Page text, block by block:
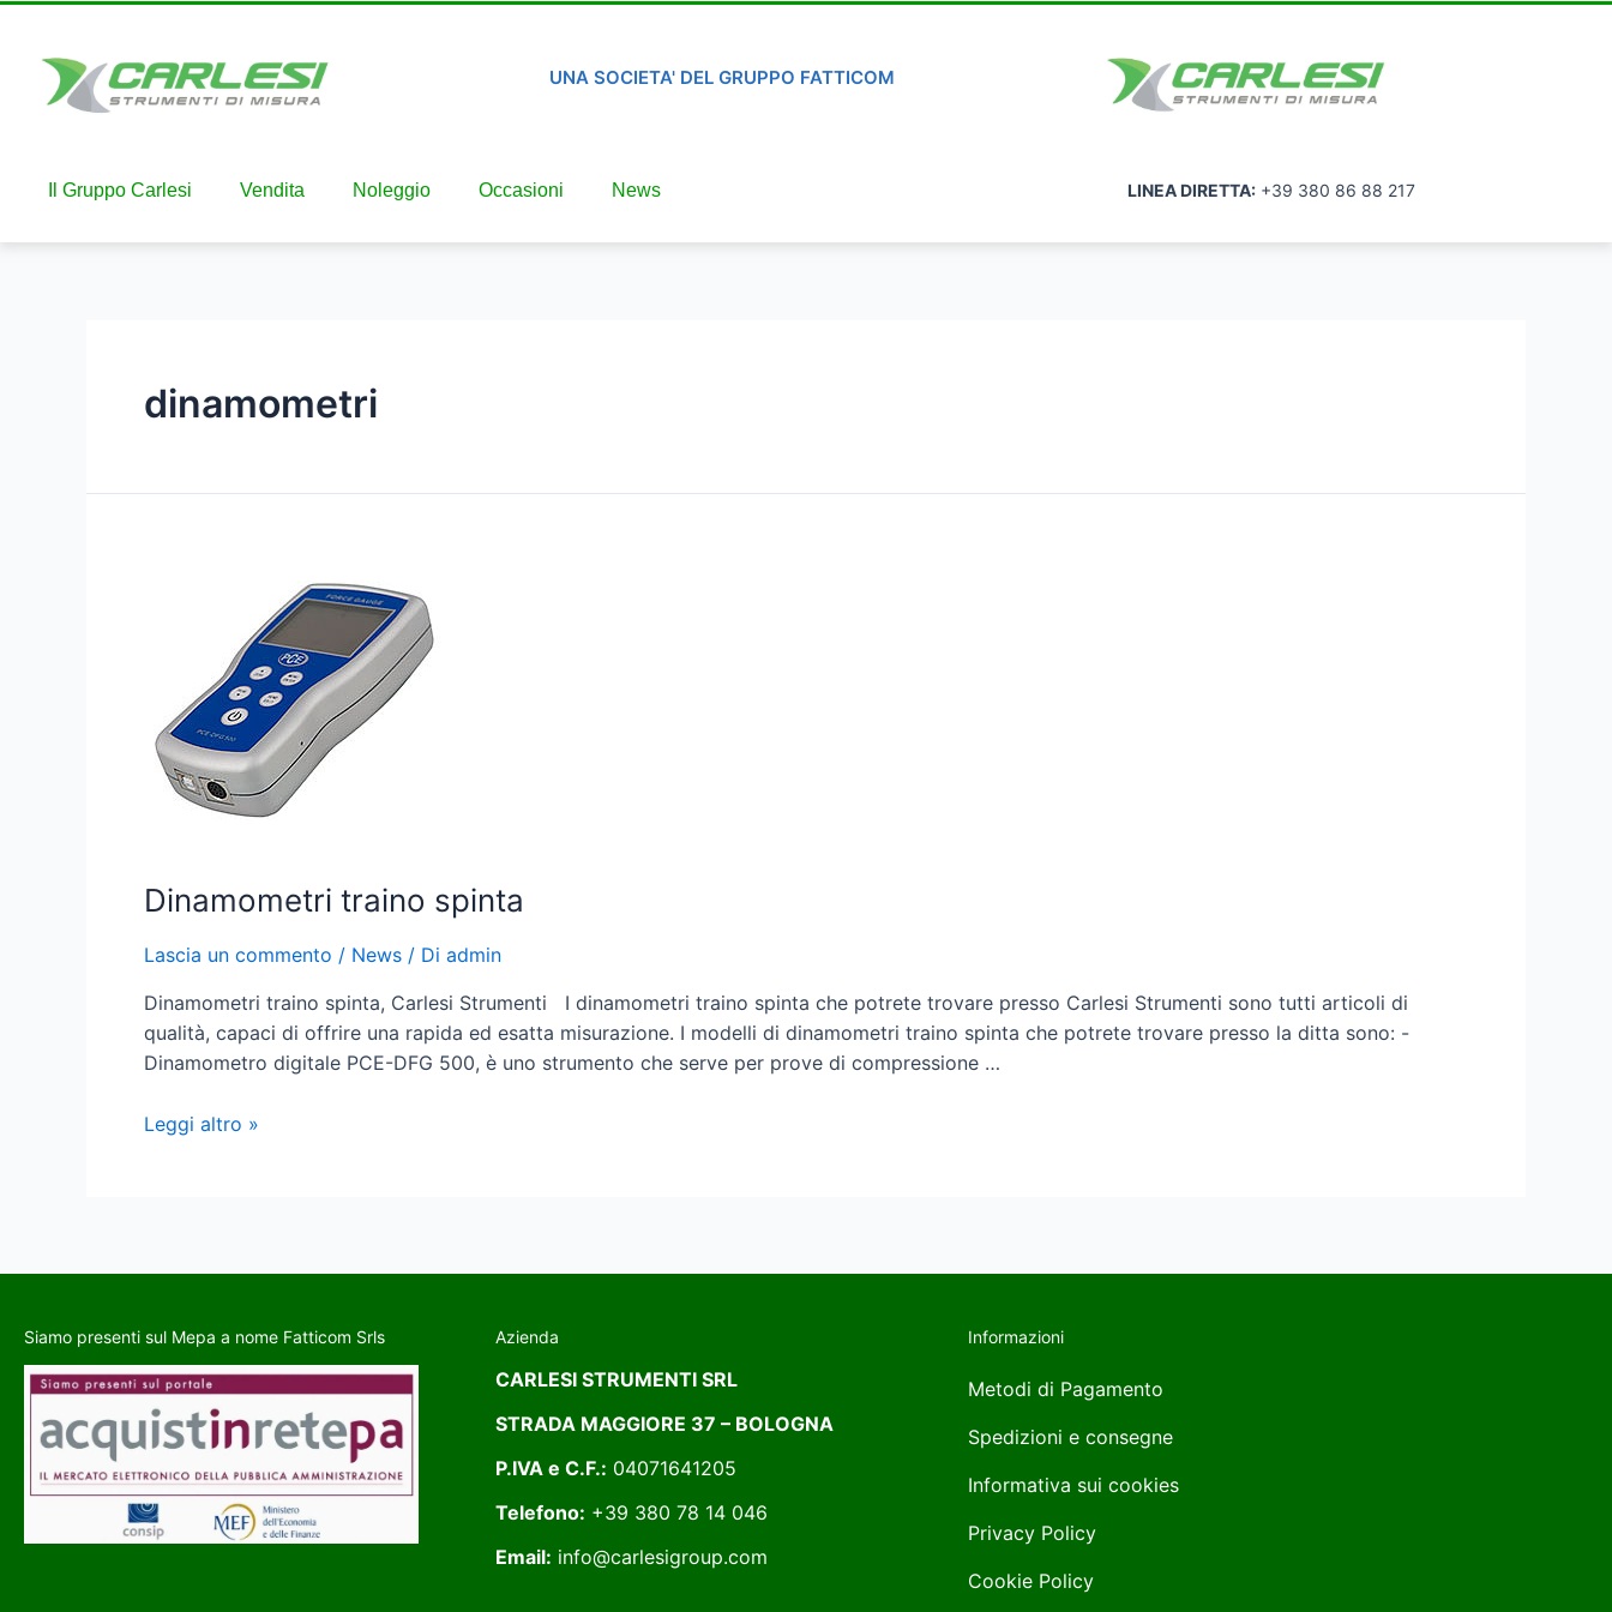
UNA SOCIETA' DEL GRUPPO FATTICOM
Il Gruppo Carlesi Vendita Noleggio Occasioni News LINEA DIRETTA: +39 380 86 88 217
dinamometri
Dinamometri traino spinta
Lascia un commento / News / Di admin
Dinamometri traino spinta, Carlesi Strumenti I dinamometri traino spinta che potrete trovare presso Carlesi Strumenti sono tutti articoli di
qualità, capaci di offrire una rapida ed esatta misurazione. I modelli di dinamometri traino spinta che potrete trovare presso la ditta sono: -
Dinamometro digitale PCE-DFG 500, è uno strumento che serve per prove di compressione …
Leggi altro »
Siamo presenti sul Mepa a nome Fatticom Srls Azienda
CARLESI STRUMENTI SRL
STRADA MAGGIORE 37 – BOLOGNA
P.IVA e C.F.: 04071641205
Telefono: +39 380 78 14 046
Email: info@carlesigroup.com
Informazioni
Metodi di Pagamento
Spedizioni e consegne
Informativa sui cookies
Privacy Policy
Cookie Policy